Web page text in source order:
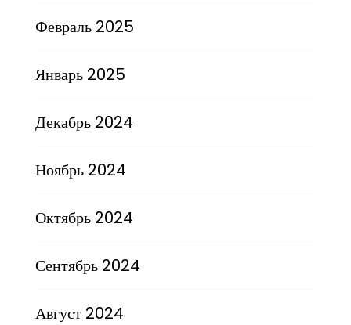
Февраль 2025
Январь 2025
Декабрь 2024
Ноябрь 2024
Октябрь 2024
Сентябрь 2024
Август 2024